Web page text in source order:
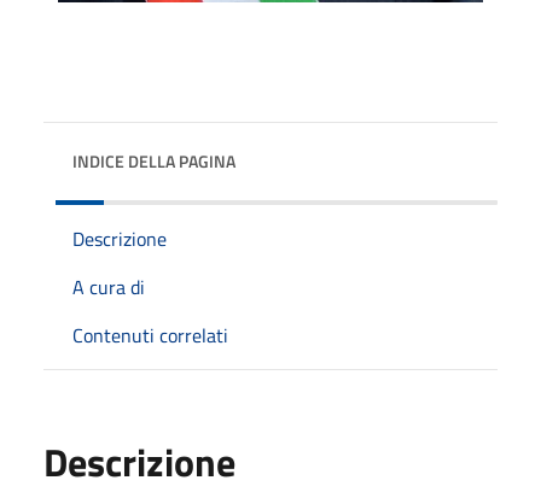
INDICE DELLA PAGINA
Descrizione
A cura di
Contenuti correlati
Descrizione